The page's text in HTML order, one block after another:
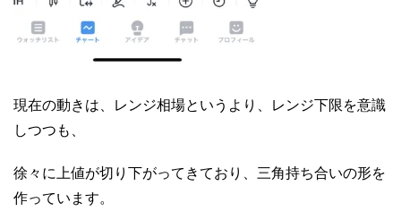
現在の動きは、レンジ相場というより、レンジ下限を意識
しつつも、
徐々に上値が切り下がってきており、三角持ち合いの形を
作っています。